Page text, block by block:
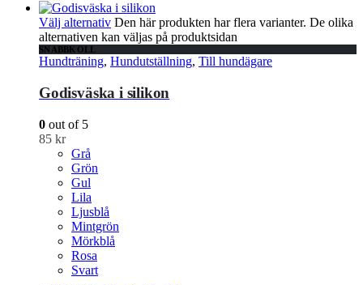
Välj alternativ Den här produkten har flera varianter. De olika
alternativen kan väljas på produktsidan
SNABBKOLL
Hundträning, Hundutställning, Till hundägare
Godisväska i silikon
0 out of 5
85 kr
Grå
Grön
Gul
Lila
Ljusblå
Mintgrön
Mörkblå
Rosa
Svart